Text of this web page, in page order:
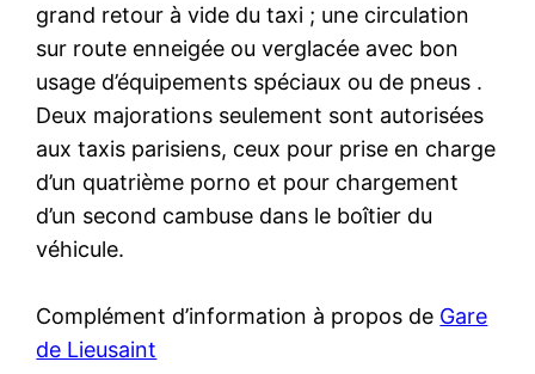
grand retour à vide du taxi ; une circulation
sur route enneigée ou verglacée avec bon
usage d’équipements spéciaux ou de pneus .
Deux majorations seulement sont autorisées
aux taxis parisiens, ceux pour prise en charge
d’un quatrième porno et pour chargement
d’un second cambuse dans le boîtier du
véhicule.
Complément d’information à propos de Gare
de Lieusaint